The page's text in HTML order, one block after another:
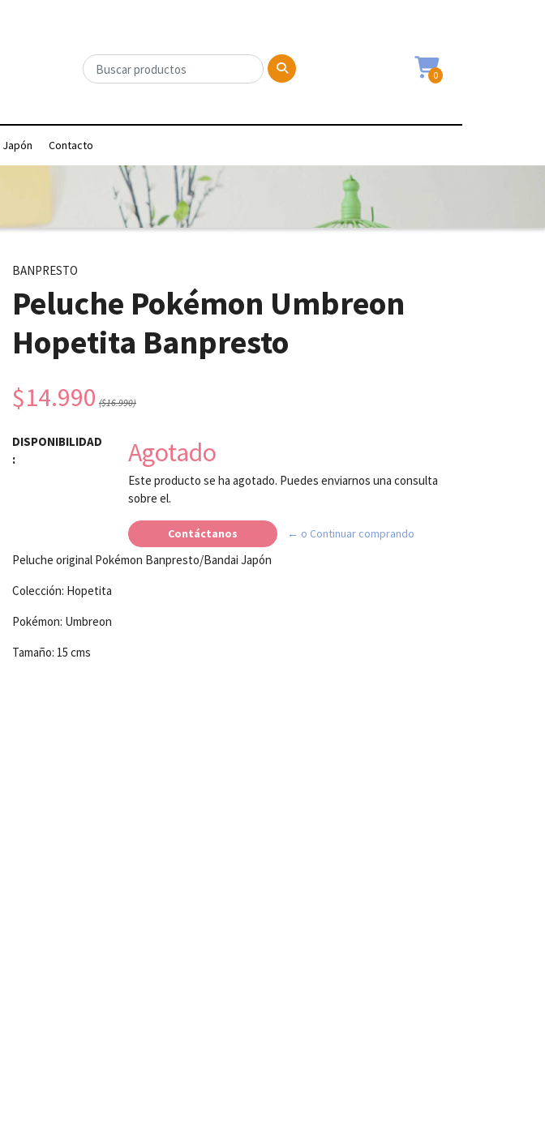
0
Contacto
BANPRESTO
Peluche Pokémon Umbreon
Hopetita Banpresto
$14.990 ($16.990)
DISPONIBILIDAD
:
Agotado
Este producto se ha agotado. Puedes enviarnos una consulta
sobre el.
Contáctanos ← o Continuar comprando
Peluche original Pokémon Banpresto/Bandai Japón
Colección: Hopetita
Pokémon: Umbreon
Tamaño: 15 cms